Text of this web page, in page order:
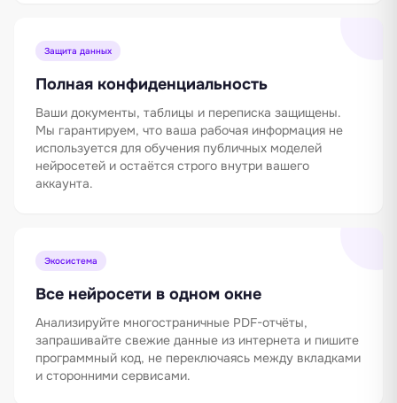
Защита данных
Полная конфиденциальность
Ваши документы, таблицы и переписка защищены.
Мы гарантируем, что ваша рабочая информация не
используется для обучения публичных моделей
нейросетей и остаётся строго внутри вашего
аккаунта.
Экосистема
Все нейросети в одном окне
Анализируйте многостраничные PDF-отчёты,
запрашивайте свежие данные из интернета и пишите
программный код, не переключаясь между вкладками
и сторонними сервисами.